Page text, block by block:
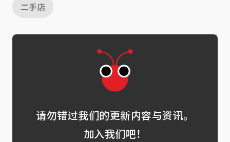
二手店
请勿错过我们的更新内容与资讯。
加入我们吧！